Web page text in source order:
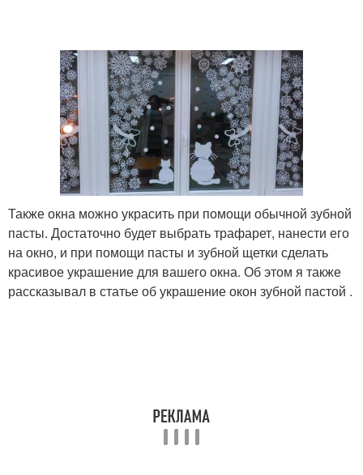
Также окна можно украсить при помощи обычной зубной
пасты. Достаточно будет выбрать трафарет, нанести его
на окно, и при помощи пасты и зубной щетки сделать
красивое украшение для вашего окна. Об этом я также
рассказывал в статье об украшение окон зубной пастой .